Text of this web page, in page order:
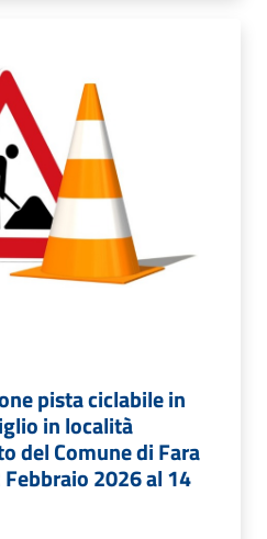
pista ciclabile in
in località
del Comune di Fara
2026 al 14